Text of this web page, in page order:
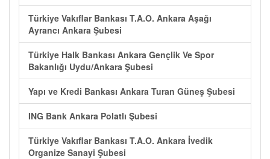
Türkiye Vakıflar Bankası T.A.O. Ankara Aşağı
Ayrancı Ankara Şubesi
Türkiye Halk Bankası Ankara Gençlik Ve Spor
Bakanlığı Uydu/Ankara Şubesi
Yapı ve Kredi Bankası Ankara Turan Güneş Şubesi
ING Bank Ankara Polatlı Şubesi
Türkiye Vakıflar Bankası T.A.O. Ankara İvedik
Organize Sanayi Şubesi